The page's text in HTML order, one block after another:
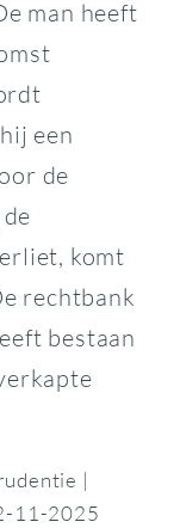
man heeft
een
de
komt
rechtbank
bestaan
|
11-2025